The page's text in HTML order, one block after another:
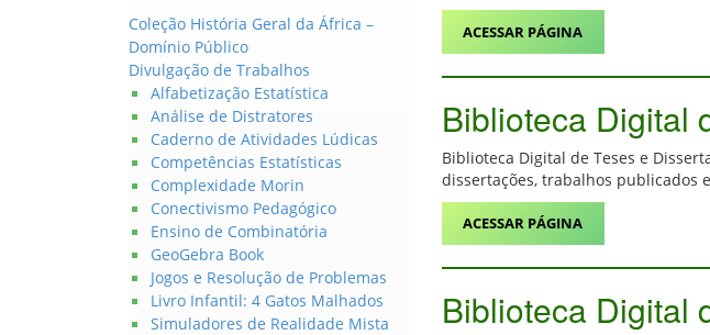
Coleção História Geral da África –
Domínio Público
Divulgação de Trabalhos
Alfabetização Estatística
Análise de Distratores
Caderno de Atividades Lúdicas
Competências Estatísticas
Complexidade Morin
Conectivismo Pedagógico
Ensino de Combinatória
GeoGebra Book
Jogos e Resolução de Problemas
Livro Infantil: 4 Gatos Malhados
Simuladores de Realidade Mista
ACESSAR PÁGINA
Biblioteca Digital
Biblioteca Digital de Teses e
dissertações, trabalhos publicados
ACESSAR PÁGINA
Biblioteca Digital